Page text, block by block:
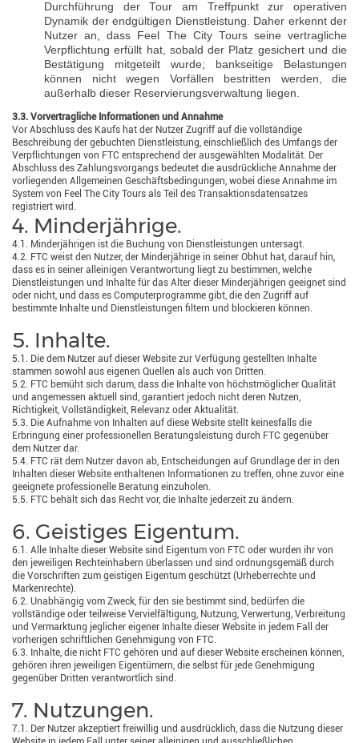
Durchführung der Tour am Treffpunkt zur operativen
Dynamik der endgültigen Dienstleistung. Daher erkennt der
Nutzer an, dass Feel The City Tours seine vertragliche
Verpflichtung erfüllt hat, sobald der Platz gesichert und die
Bestätigung mitgeteilt wurde; bankseitige Belastungen
können nicht wegen Vorfällen bestritten werden, die
außerhalb dieser Reservierungsverwaltung liegen.
3.3. Vorvertragliche Informationen und Annahme
Vor Abschluss des Kaufs hat der Nutzer Zugriff auf die vollständige
Beschreibung der gebuchten Dienstleistung, einschließlich des Umfangs der
Verpflichtungen von FTC entsprechend der ausgewählten Modalität. Der
Abschluss des Zahlungsvorgangs bedeutet die ausdrückliche Annahme der
vorliegenden Allgemeinen Geschäftsbedingungen, wobei diese Annahme im
System von Feel The City Tours als Teil des Transaktionsdatensatzes
registriert wird.
4. Minderjährige.
4.1. Minderjährigen ist die Buchung von Dienstleistungen untersagt.
4.2. FTC weist den Nutzer, der Minderjährige in seiner Obhut hat, darauf hin,
dass es in seiner alleinigen Verantwortung liegt zu bestimmen, welche
Dienstleistungen und Inhalte für das Alter dieser Minderjährigen geeignet sind
oder nicht, und dass es Computerprogramme gibt, die den Zugriff auf
bestimmte Inhalte und Dienstleistungen filtern und blockieren können.
5. Inhalte.
5.1. Die dem Nutzer auf dieser Website zur Verfügung gestellten Inhalte
stammen sowohl aus eigenen Quellen als auch von Dritten.
5.2. FTC bemüht sich darum, dass die Inhalte von höchstmöglicher Qualität
und angemessen aktuell sind, garantiert jedoch nicht deren Nutzen,
Richtigkeit, Vollständigkeit, Relevanz oder Aktualität.
5.3. Die Aufnahme von Inhalten auf diese Website stellt keinesfalls die
Erbringung einer professionellen Beratungsleistung durch FTC gegenüber
dem Nutzer dar.
5.4. FTC rät dem Nutzer davon ab, Entscheidungen auf Grundlage der in den
Inhalten dieser Website enthaltenen Informationen zu treffen, ohne zuvor eine
geeignete professionelle Beratung einzuholen.
5.5. FTC behält sich das Recht vor, die Inhalte jederzeit zu ändern.
6. Geistiges Eigentum.
6.1. Alle Inhalte dieser Website sind Eigentum von FTC oder wurden ihr von
den jeweiligen Rechteinhabern überlassen und sind ordnungsgemäß durch
die Vorschriften zum geistigen Eigentum geschützt (Urheberrechte und
Markenrechte).
6.2. Unabhängig vom Zweck, für den sie bestimmt sind, bedürfen die
vollständige oder teilweise Vervielfältigung, Nutzung, Verwertung, Verbreitung
und Vermarktung jeglicher eigener Inhalte dieser Website in jedem Fall der
vorherigen schriftlichen Genehmigung von FTC.
6.3. Inhalte, die nicht FTC gehören und auf dieser Website erscheinen können,
gehören ihren jeweiligen Eigentümern, die selbst für jede Genehmigung
gegenüber Dritten verantwortlich sind.
7. Nutzungen.
7.1. Der Nutzer akzeptiert freiwillig und ausdrücklich, dass die Nutzung dieser